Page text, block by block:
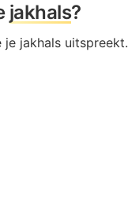
jakhals?
jakhals uitspreekt.